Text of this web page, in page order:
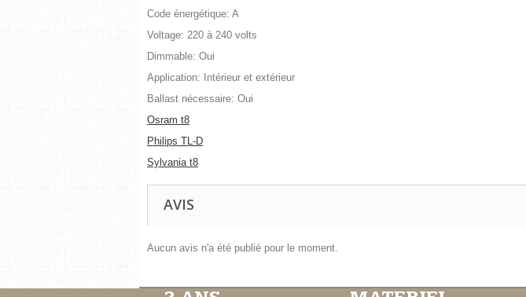
Code énergétique: A
Voltage: 220 à 240 volts
Dimmable: Oui
Application: Intérieur et extérieur
Ballast nécessaire: Oui
Osram t8
Philips TL-D
Sylvania t8
AVIS
Aucun avis n'a été publié pour le moment.